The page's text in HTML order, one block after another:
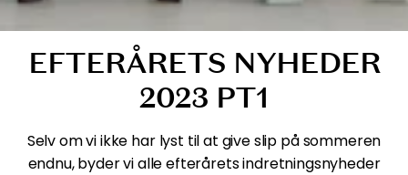
EFTERÅRETS NYHEDER
2023 PT1
Selv om vi ikke har lyst til at give slip på sommeren
endnu, byder vi alle efterårets indretningsnyheder